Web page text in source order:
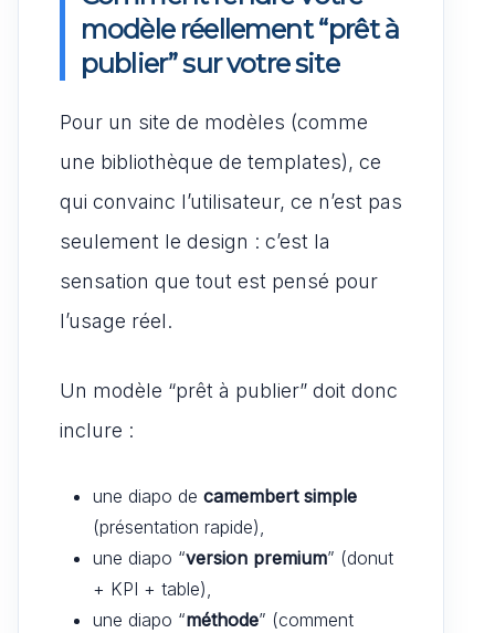
modèle réellement “prêt à
publier” sur votre site
Pour un site de modèles (comme
une bibliothèque de templates), ce
qui convainc l’utilisateur, ce n’est pas
seulement le design : c’est la
sensation que tout est pensé pour
l’usage réel.
Un modèle “prêt à publier” doit donc
inclure :
une diapo de camembert simple
(présentation rapide),
une diapo “version premium” (donut
+ KPI + table),
une diapo “méthode” (comment